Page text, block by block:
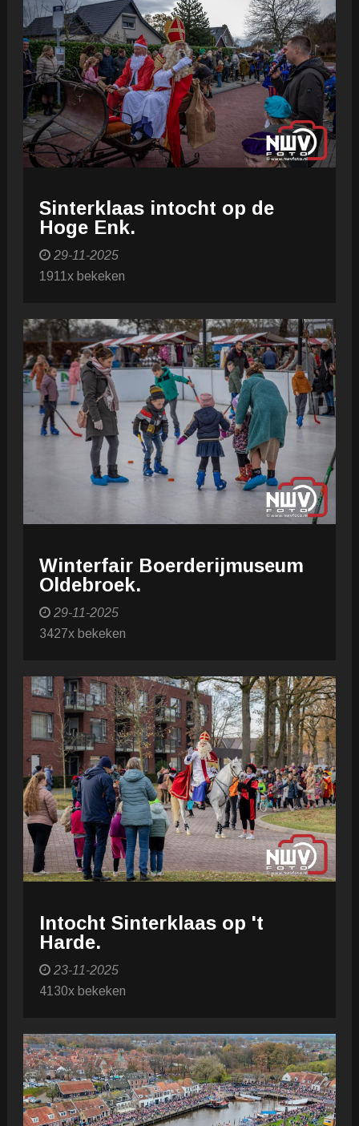
Sinterklaas intocht op de
Hoge Enk.
29-11-2025
1911x bekeken
Winterfair Boerderijmuseum
Oldebroek.
29-11-2025
3427x bekeken
Intocht Sinterklaas op 't
Harde.
23-11-2025
4130x bekeken